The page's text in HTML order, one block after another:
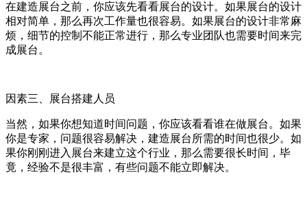
在建造展台之前，你应该先看看展台的设计。如果展台的设计
相对简单，那么再次工作量也很容易。如果展台的设计非常麻
烦，细节的控制不能正常进行，那么专业团队也需要时间来完
成展台。
因素三、展台搭建人员
当然，如果你想知道时间问题，你应该看看谁在做展台。如果
你是专家，问题很容易解决，建造展台所需的时间也很少。如
果你刚刚进入展台来建立这个行业，那么需要很长时间，毕
竟，经验不是很丰富，有些问题不能立即解决。